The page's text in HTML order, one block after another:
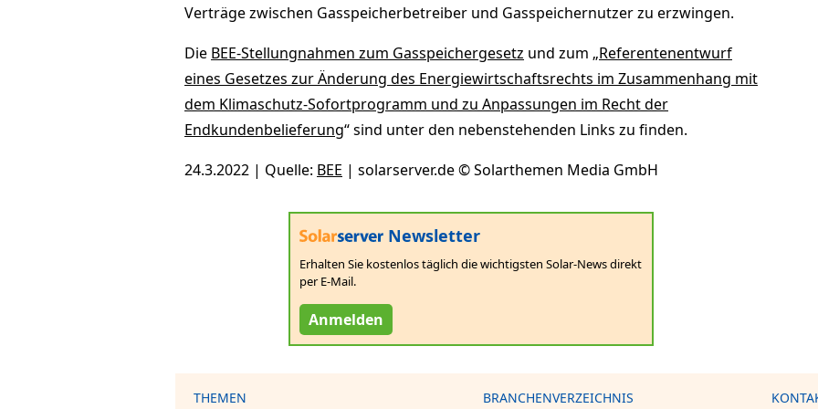
Verträge zwischen Gasspeicherbetreiber und Gasspeichernutzer zu erzwingen.
Die BEE-Stellungnahmen zum Gasspeichergesetz und zum „Referentenentwurf
eines Gesetzes zur Änderung des Energiewirtschaftsrechts im Zusammenhang mit
dem Klimaschutz-Sofortprogramm und zu Anpassungen im Recht der
Endkundenbelieferung“ sind unter den nebenstehenden Links zu finden.
24.3.2022 | Quelle: BEE | solarserver.de © Solarthemen Media GmbH
Newsletter
Erhalten Sie kostenlos täglich die wichtigsten Solar-News direkt
per E-Mail.
Anmelden
THEMEN BRANCHENVERZEICHNIS